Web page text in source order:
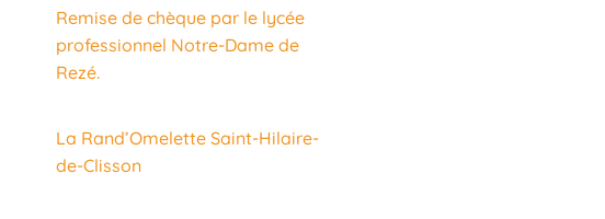
Remise de chèque par le lycée
professionnel Notre-Dame de
Rezé.
La Rand’Omelette Saint-Hilaire-
de-Clisson